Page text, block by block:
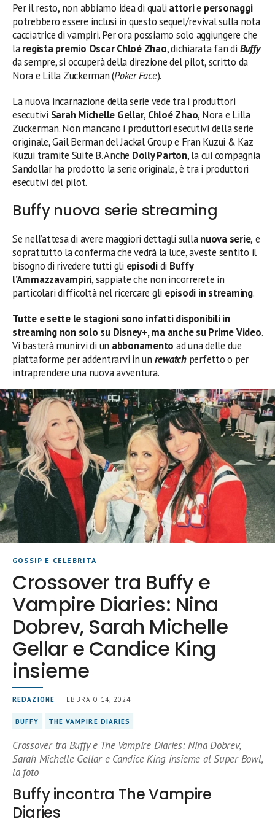
Per il resto, non abbiamo idea di quali attorie personaggi
potrebbero essere inclusi in questo sequel/revival sulla nota
cacciatrice di vampiri. Per ora possiamo solo aggiungere che
laregista premio Oscar Chloé Zhao, dichiarata fan di Buffy
da sempre, si occuperà della direzione del pilot, scritto da
Nora e Lilla Zuckerman (Poker Face).
La nuova incarnazione della serie vede tra i produttori
esecutivi Sarah Michelle Gellar, Chloé Zhao, Nora e Lilla
Zuckerman. Non mancano i produttori esecutivi della serie
originale, Gail Berman del Jackal Group e Fran Kuzui & Kaz
Kuzui tramite Suite B. Anche Dolly Parton, la cui compagnia
Sandollar ha prodotto la serie originale, è tra i produttori
esecutivi del pilot.
Buffy nuova serie streaming
Se nell’attesa di avere maggiori dettagli sullanuova serie, e
soprattutto la conferma che vedrà la luce, aveste sentito il
bisogno di rivedere tutti gli episodidi Buffy
l’Ammazzavampiri, sappiate che non incorrerete in
particolari difficoltà nel ricercare gli episodi in streaming.
Tutte e sette le stagioni sono infatti disponibili in
streaming non solo su Disney+, ma anche su Prime Video.
Vi basterà munirvi di un abbonamento ad una delle due
piattaforme per addentrarvi in un rewatchperfetto o per
intraprendere una nuova avventura.
GOSSIP E CELEBRITÀ
Crossover tra Buffy e
Vampire Diaries: Nina
Dobrev, Sarah Michelle
Gellar e Candice King
insieme
REDAZIONE | FEBBRAIO 14, 2024
BUFFY THE VAMPIRE DIARIES
Crossover tra Buffy e The Vampire Diaries: Nina Dobrev,
Sarah Michelle Gellar e Candice King insieme al Super Bowl,
la foto
Buffy incontra The Vampire
Diaries